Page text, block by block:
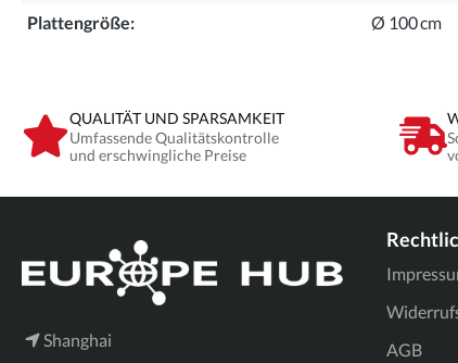
Plattengröße:
Ø 100 cm
QUALITÄT UND SPARSAMKEIT
Umfassende Qualitätskontrolle
und erschwingliche Preise
Shanghai
AGB